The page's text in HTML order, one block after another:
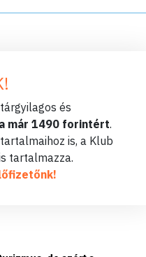
és
már 1490 forintért.
tartalmaihoz is, a Klub
tartalmazza.